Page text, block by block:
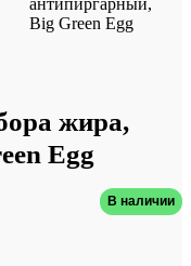
жира,
Egg
В наличии